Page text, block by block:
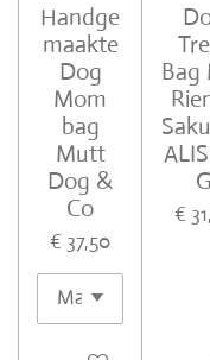
Handge
maakte
Dog
Mom
bag
Mutt
Dog &
Co
€ 37,50
Bag
G
€